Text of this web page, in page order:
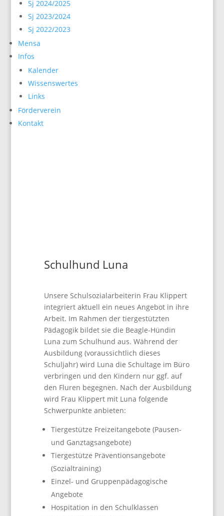
Sj 2024/2025
Sj 2023/2024
Sj 2022/2023
Mensa
Infos
Kalender
Wissenswertes
Links
Förderverein
Kontakt
Schulhund Luna
Unsere Schulsozialarbeiterin Frau Klippert
integriert aktuell ein neues Angebot in ihre
Arbeit. Im Rahmen der tiergestützten
Pädagogik bildet sie die Beagle-Hündin
Luna zum Schulhund aus. Während der
Ausbildung (voraussichtlich dieses
Schuljahr) wird Luna die Schultage im Büro
verbringen und den Kindern nur ggf. auf
den Fluren begegnen. Nach der Ausbildung
wird Frau Klippert mit Luna folgende
Schwerpunkte anbieten:
Tiergestütze Freizeitangebote (Pausen-
und Ganztagsangebote)
Tiergestütze Präventionsangebote
(Sozialtraining)
Einzel- und Gruppenpädagogische
Angebote
Hospitation in den Schulklassen